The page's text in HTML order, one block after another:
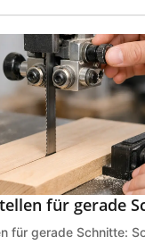
für gerade
für gerade Schnitte: